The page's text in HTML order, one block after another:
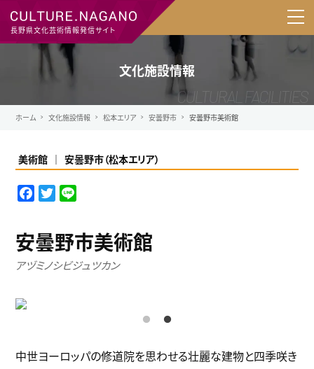
長野県文化芸術情報発信サイト
文化施設情報
ホーム 文化施設情報 松本エリア 安曇野市 安曇野市美術館
美術館 安曇野市（松本エリア）
F
e
b
T
t
t
e
安曇野市美術館
アヅミノシビジュツカン
中世ヨーロッパの修道院を思わせる壮麗な建物と四季咲き